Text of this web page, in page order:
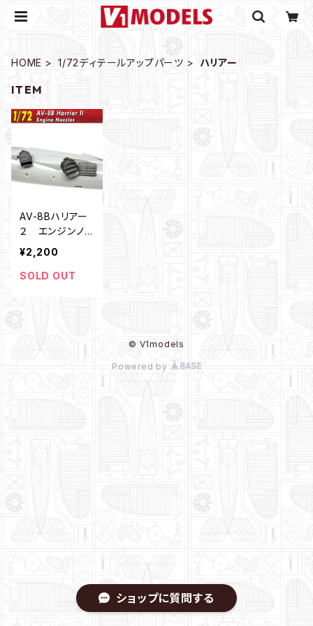
HOME 1/72ディテールアップパーツ ハリアー
ITEM
AV-8Bハリアー
２ エンジンノズ
ル（1/72）
¥2,200
SOLD OUT
© V1models
Powered by
ショップに質問する